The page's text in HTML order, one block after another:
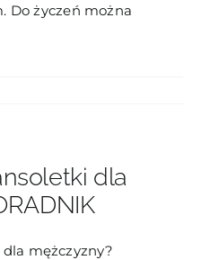
Do życzeń można
dla
mężczyzny?